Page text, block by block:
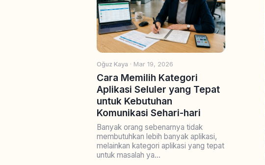
Oğuz Kaya · Mar 19, 2026
Cara Memilih Kategori
Aplikasi Seluler yang Tepat
untuk Kebutuhan
Komunikasi Sehari-hari
Banyak orang sebenarnya tidak
membutuhkan lebih banyak aplikasi,
melainkan kategori aplikasi yang tepat
untuk masalah ya...